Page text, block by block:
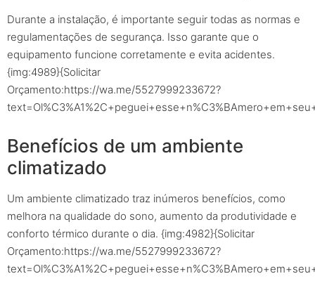
Durante a instalação, é importante seguir todas as normas e
regulamentações de segurança. Isso garante que o
equipamento funcione corretamente e evita acidentes.
{img:4989}{Solicitar
Orçamento:https://wa.me/5527999233672?
Benefícios de um ambiente
climatizado
Um ambiente climatizado traz inúmeros benefícios, como
melhora na qualidade do sono, aumento da produtividade e
conforto térmico durante o dia. {img:4982}{Solicitar
Orçamento:https://wa.me/5527999233672?